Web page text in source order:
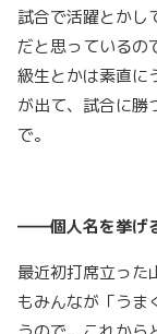
試合で活躍とかし
だと思っているの
級生とかは素直に
が出て、試合に勝
で。
――個人名を挙げ
最近初打席立った
もみんなが「うま